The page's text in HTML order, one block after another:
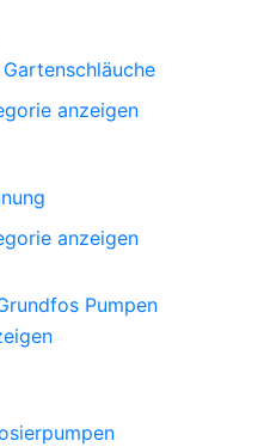
Gartenschläuche
anzeigen
anzeigen
Pumpen